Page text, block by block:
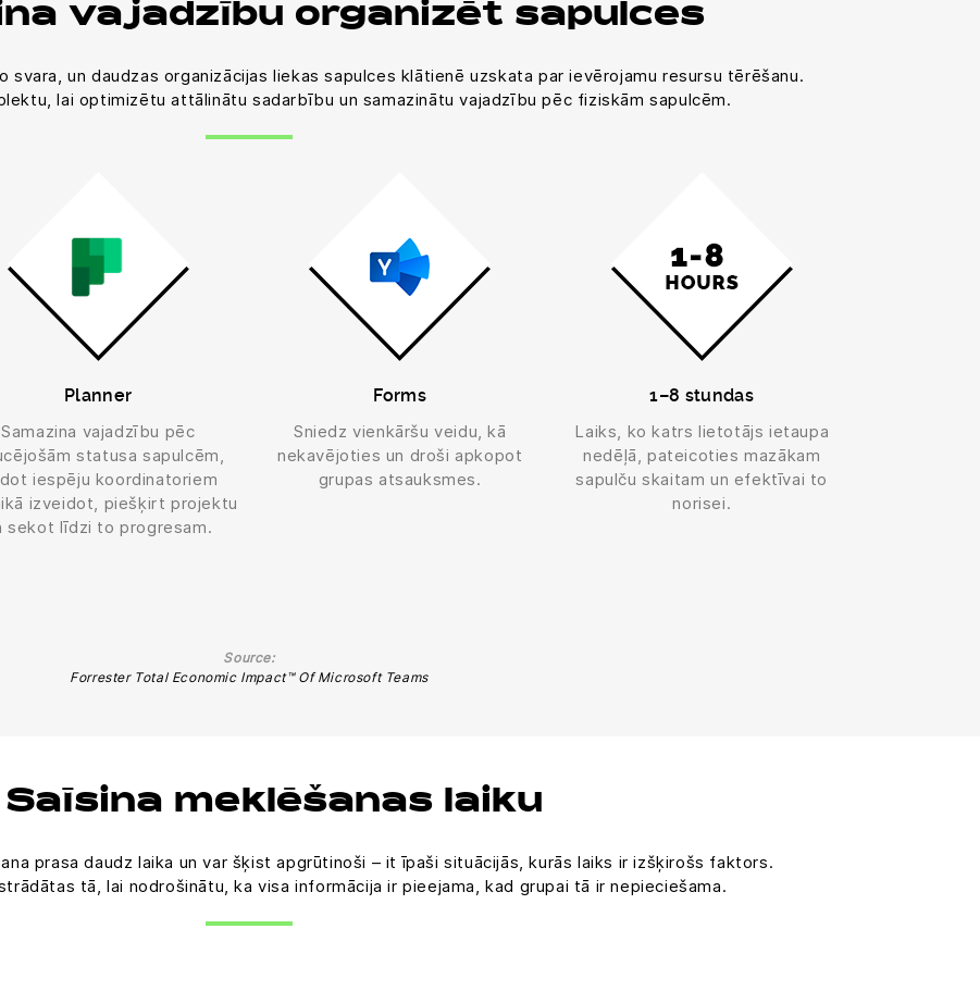
vajadzību organizēt sapulces
svara, un daudzas organizācijas liekas sapulces klātienē uzskata par ievērojamu resursu tērēšanu.
lai optimizētu attālinātu sadarbību un samazinātu vajadzību pēc fiziskām sapulcēm.
Planner
Samazina vajadzību pēc
statusa sapulcēm,
iespēju koordinatoriem
izveidot, piešķirt projektu
sekot līdzi to progresam.
Forms
Sniedz vienkāršu veidu, kā
nekavējoties un droši apkopot
grupas atsauksmes.
1–8 stundas
Laiks, ko katrs lietotājs ietaupa
nedēļā, pateicoties mazākam
sapulču skaitam un efektīvai to
norisei.
Source:
Forrester Total Economic Impact™ Of Microsoft Teams
Saīsina meklēšanas laiku
prasa daudz laika un var šķist apgrūtinoši – it īpaši situācijās, kurās laiks ir izšķirošs faktors.
tā, lai nodrošinātu, ka visa informācija ir pieejama, kad grupai tā ir nepieciešama.